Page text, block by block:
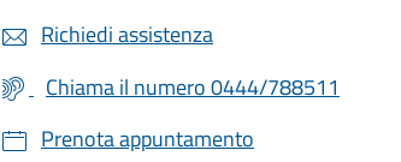
Richiedi assistenza
Chiama il numero 0444/788511
Prenota appuntamento